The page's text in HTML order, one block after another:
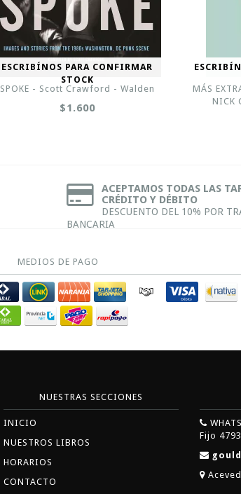
ESCRIBÍNOS PARA CONFIRMAR
STOCK
SPOKE - Scott Crawford - Walden
$1.600
MÁS
NICK
ACEPTAMOS TODAS LAS
CRÉDITO Y DÉBITO
DESCUENTO DEL 10% POR
BANCARIA
MEDIOS DE PAGO
NUESTRAS SECCIONES
INICIO
NUESTROS LIBROS
HORARIOS
CONTACTO
Fijo